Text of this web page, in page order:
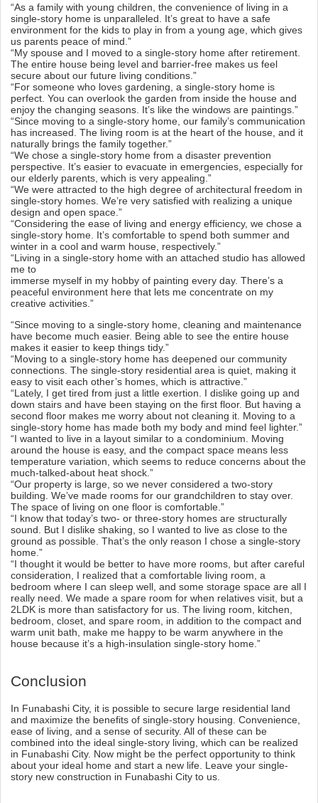
“As a family with young children, the convenience of living in a
single-story home is unparalleled. It’s great to have a safe
environment for the kids to play in from a young age, which gives
us parents peace of mind.”
“My spouse and I moved to a single-story home after retirement.
The entire house being level and barrier-free makes us feel
secure about our future living conditions.”
“For someone who loves gardening, a single-story home is
perfect. You can overlook the garden from inside the house and
enjoy the changing seasons. It’s like the windows are paintings.”
“Since moving to a single-story home, our family’s communication
has increased. The living room is at the heart of the house, and it
naturally brings the family together.”
“We chose a single-story home from a disaster prevention
perspective. It’s easier to evacuate in emergencies, especially for
our elderly parents, which is very appealing.”
“We were attracted to the high degree of architectural freedom in
single-story homes. We’re very satisfied with realizing a unique
design and open space.”
“Considering the ease of living and energy efficiency, we chose a
single-story home. It’s comfortable to spend both summer and
winter in a cool and warm house, respectively.”
“Living in a single-story home with an attached studio has allowed
me to
immerse myself in my hobby of painting every day. There’s a
peaceful environment here that lets me concentrate on my
creative activities.”
“Since moving to a single-story home, cleaning and maintenance
have become much easier. Being able to see the entire house
makes it easier to keep things tidy.”
“Moving to a single-story home has deepened our community
connections. The single-story residential area is quiet, making it
easy to visit each other’s homes, which is attractive.”
“Lately, I get tired from just a little exertion. I dislike going up and
down stairs and have been staying on the first floor. But having a
second floor makes me worry about not cleaning it. Moving to a
single-story home has made both my body and mind feel lighter.”
“I wanted to live in a layout similar to a condominium. Moving
around the house is easy, and the compact space means less
temperature variation, which seems to reduce concerns about the
much-talked-about heat shock.”
“Our property is large, so we never considered a two-story
building. We’ve made rooms for our grandchildren to stay over.
The space of living on one floor is comfortable.”
“I know that today’s two- or three-story homes are structurally
sound. But I dislike shaking, so I wanted to live as close to the
ground as possible. That’s the only reason I chose a single-story
home.”
“I thought it would be better to have more rooms, but after careful
consideration, I realized that a comfortable living room, a
bedroom where I can sleep well, and some storage space are all I
really need. We made a spare room for when relatives visit, but a
2LDK is more than satisfactory for us. The living room, kitchen,
bedroom, closet, and spare room, in addition to the compact and
warm unit bath, make me happy to be warm anywhere in the
house because it’s a high-insulation single-story home.”
Conclusion
In Funabashi City, it is possible to secure large residential land
and maximize the benefits of single-story housing. Convenience,
ease of living, and a sense of security. All of these can be
combined into the ideal single-story living, which can be realized
in Funabashi City. Now might be the perfect opportunity to think
about your ideal home and start a new life. Leave your single-
story new construction in Funabashi City to us.